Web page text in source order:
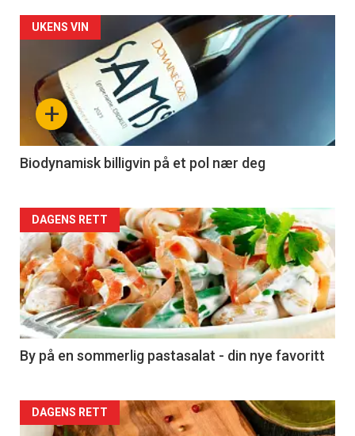
Forsiden
akkurat
nå
4
+
UKENS VIN
Biodynamisk billigvin på et pol nær deg
Forsiden
akkurat
nå
-
5
DAGENS RETT
By på en sommerlig pastasalat - din nye favoritt
Forsiden
DAGENS RETT